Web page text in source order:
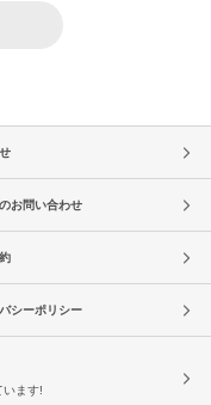
お問い合わせ
シーポリシー
います!